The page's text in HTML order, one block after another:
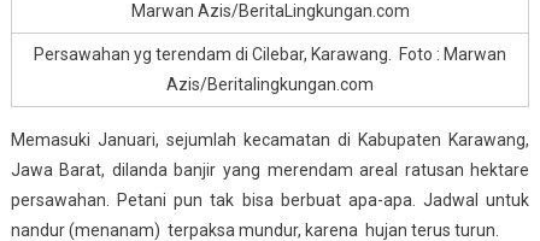
Pun
Mundur
Persawahan yg terendam di Cilebar, Karawang. Foto : Marwan
Azis/Beritalingkungan.com
Memasuki Januari, sejumlah kecamatan di Kabupaten Karawang,
Jawa Barat, dilanda banjir yang merendam areal ratusan hektare
persawahan. Petani pun tak bisa berbuat apa-apa. Jadwal untuk
nandur (menanam) terpaksa mundur, karena hujan terus turun.